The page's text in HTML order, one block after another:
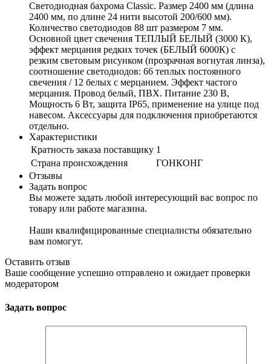
Светодиодная бахрома Classic. Размер 2400 мм (длина
2400 мм, по длине 24 нити высотой 200/600 мм).
Количество светодиодов 88 шт размером 7 мм.
Основной цвет свечения ТЕПЛЫЙ БЕЛЫЙ (3000 К),
эффект мерцания редких точек (БЕЛЫЙ 6000К) с
резким световым рисунком (прозрачная вогнутая линза),
соотношение светодиодов: 66 теплых постоянного
свечения / 12 белых с мерцанием. Эффект частого
мерцания. Провод белый, ПВХ. Питание 230 В,
Мощность 6 Вт, защита IP65, применение на улице под
навесом. Аксессуары для подключения приобретаются
отдельно.
Характеристики
Кратность заказа поставщику 1
Страна происхождения
ГОНКОНГ
Отзывы
Задать вопрос
Вы можете задать любой интересующий вас вопрос по
товару или работе магазина.
Наши квалифицированные специалисты обязательно
вам помогут.
Оставить отзыв
Ваше сообщение успешно отправлено и ожидает проверки
модератором
Задать вопрос